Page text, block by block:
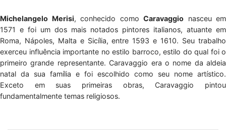
Michelangelo Merisi, conhecido como Caravaggio nasceu em
1571 e foi um dos mais notados pintores italianos, atuante em
Roma, Nápoles, Malta e Sicília, entre 1593 e 1610. Seu trabalho
exerceu influência importante no estilo barroco, estilo do qual foi o
primeiro grande representante. Caravaggio era o nome da aldeia
natal da sua família e foi escolhido como seu nome artístico.
Exceto em suas primeiras obras, Caravaggio pintou
fundamentalmente temas religiosos.